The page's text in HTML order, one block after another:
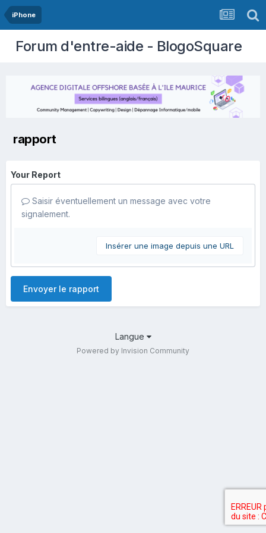
iPhone
Forum d'entre-aide - BlogoSquare
rapport
Your Report
Saisir éventuellement un message avec votre
signalement.
Insérer une image depuis une URL
Envoyer le rapport
Langue
Powered by Invision Community